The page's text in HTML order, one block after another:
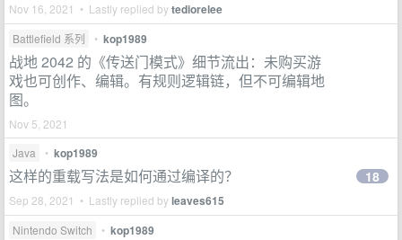
Nov 16, 2021 • Lastly replied bytediorelee
Battlefield 系列 • kop1989
战地 2042 的《传送门模式》细节流出：未购买游
戏也可创作、编辑。有规则逻辑链，但不可编辑地
图。
Nov 5, 2021
Java
• kop1989
这样的重载写法是如何通过编译的？
Sep 28, 2021 • Lastly replied byleaves615
18
Nintendo Switch • kop1989